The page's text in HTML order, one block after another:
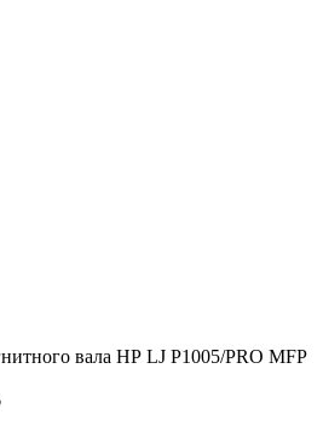
вала НР LJ P1005/PRO MFP